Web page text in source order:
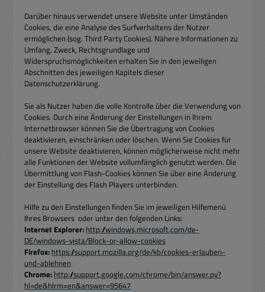
Darüber hinaus verwendet unsere Website unter Umständen
Cookies, die eine Analyse des Surfverhaltens der Nutzer
ermöglichen (sog. Third Party Cookies). Nähere Informationen zu
Umfang, Zweck, Rechtsgrundlage und
Widerspruchsmöglichkeiten erhalten Sie in den jeweiligen
Abschnitten des jeweiligen Kapitels dieser
Datenschutzerklärung.
Sie als Nutzer haben die volle Kontrolle über die Verwendung von
Cookies. Durch eine Änderung der Einstellungen in Ihrem
Internetbrowser können Sie die Übertragung von Cookies
deaktivieren, einschränken oder löschen. Wenn Sie Cookies für
unsere Website deaktivieren, können möglicherweise nicht mehr
alle Funktionen der Website vollumfänglich genutzt werden. Die
Übermittlung von Flash-Cookies können Sie über eine Änderung
der Einstellung des Flash Players unterbinden.
Hilfe zu den Einstellungen finden Sie im jeweiligen Hilfemenü
Ihres Browsers oder unter den folgenden Links:
Internet Explorer: http://windows.microsoft.com/de-
DE/windows-vista/Block-or-allow-cookies
Firefox: https://support.mozilla.org/de/kb/cookies-erlauben-
und-ablehnen
Chrome: http://support.google.com/chrome/bin/answer.py?
hl=de&hlrm=en&answer=95647